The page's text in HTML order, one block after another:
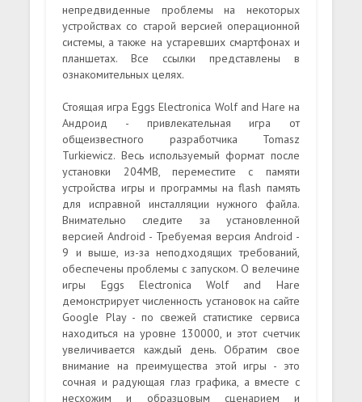
непредвиденные проблемы на некоторых
устройствах со старой версией операционной
системы, а также на устаревших смартфонах и
планшетах. Все ссылки представлены в
ознакомительных целях.
Стоящая игра Eggs Electronica Wolf and Hare на
Андроид - привлекательная игра от
общеизвестного разработчика Tomasz
Turkiewicz. Весь используемый формат после
установки 204MB, переместите с памяти
устройства игры и программы на flash память
для исправной инсталляции нужного файла.
Внимательно следите за установленной
версией Android - Требуемая версия Android -
9 и выше, из-за неподходящих требований,
обеспечены проблемы с запуском. О велечине
игры Eggs Electronica Wolf and Hare
демонстрирует численность установок на сайте
Google Play - по свежей статистике сервиса
находиться на уровне 130000, и этот счетчик
увеличивается каждый день. Обратим свое
внимание на преимущества этой игры - это
сочная и радующая глаз графика, а вместе с
несхожим и образцовым сценарием и